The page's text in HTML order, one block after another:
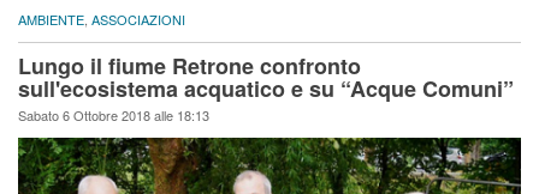
AMBIENTE ASSOCIAZIONI
Lungo il fiume Retrone confronto
sull'ecosistema acquatico e su “Acque Comuni”
Sabato 6 Ottobre 2018 alle 18:13